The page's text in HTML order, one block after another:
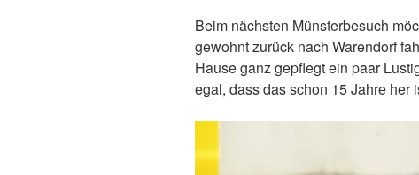
Beim nächsten Münsterbesuch
gewohnt zurück nach Warendorf
Hause ganz gepflegt ein paar
egal, dass das schon 15 Jahre her